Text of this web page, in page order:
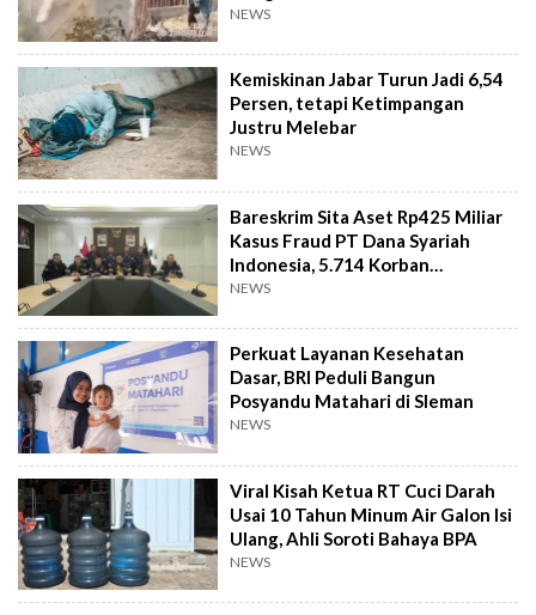
NEWS
Kemiskinan Jabar Turun Jadi 6,54
Persen, tetapi Ketimpangan
Justru Melebar
NEWS
Bareskrim Sita Aset Rp425 Miliar
Kasus Fraud PT Dana Syariah
Indonesia, 5.714 Korban
Terverifikasai
NEWS
Perkuat Layanan Kesehatan
Dasar, BRI Peduli Bangun
Posyandu Matahari di Sleman
NEWS
Viral Kisah Ketua RT Cuci Darah
Usai 10 Tahun Minum Air Galon Isi
Ulang, Ahli Soroti Bahaya BPA
NEWS